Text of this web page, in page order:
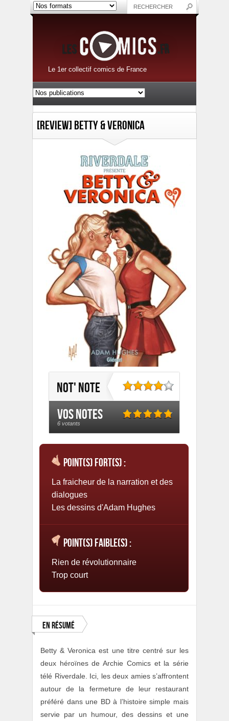
Le 1er collectif comics de France
[Review] Betty & Veronica
Not' note
Vos notes
6 votants
Point(s) fort(s) :
La fraicheur de la narration et des
dialogues
Les dessins d'Adam Hughes
Point(s) faible(s) :
Rien de révolutionnaire
Trop court
En résumé
Betty & Veronica est une titre centré sur les
deux héroïnes de Archie Comics et la série
télé Riverdale. Ici, les deux amies s’affrontent
autour de la fermeture de leur restaurant
préféré dans une BD à l’histoire simple mais
servie par un humour, des dessins et une